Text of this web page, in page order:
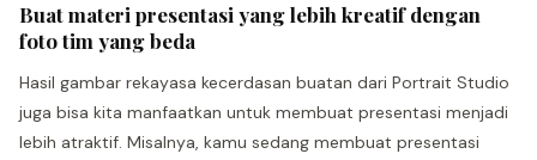
Buat materi presentasi yang lebih kreatif dengan
foto tim yang beda
Hasil gambar rekayasa kecerdasan buatan dari Portrait Studio
juga bisa kita manfaatkan untuk membuat presentasi menjadi
lebih atraktif. Misalnya, kamu sedang membuat presentasi